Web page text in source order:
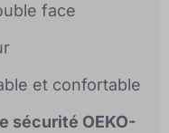
face
et confortable
sécurité OEKO-